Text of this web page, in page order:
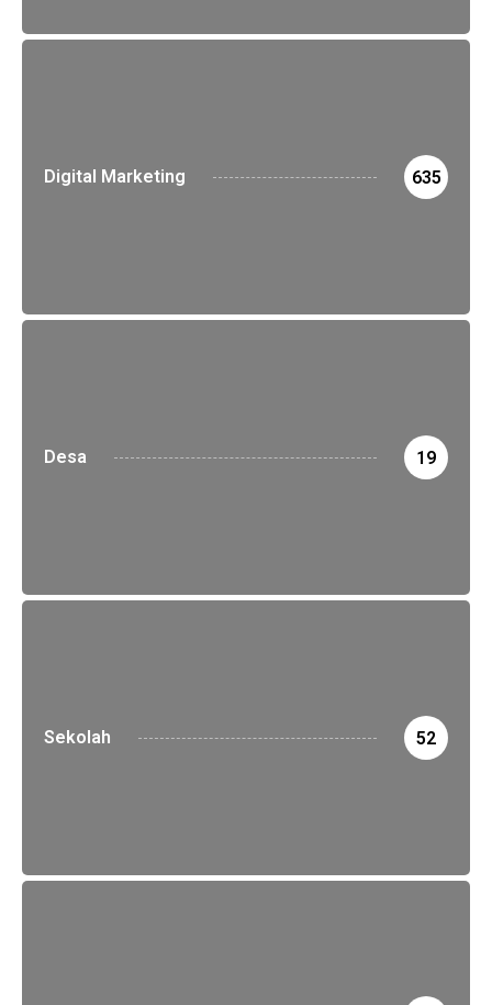
Digital Marketing 635
Desa 19
Sekolah 52